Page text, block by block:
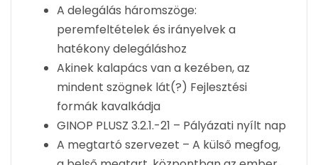
A delegálás háromszöge:
peremfeltételek és irányelvek a
hatékony delegáláshoz
Akinek kalapács van a kezében, az
mindent szögnek lát(?) Fejlesztési
formák kavalkádja
GINOP PLUSZ 3.2.1.-21 – Pályázati nyílt nap
A megtartó szervezet – A külső megfog,